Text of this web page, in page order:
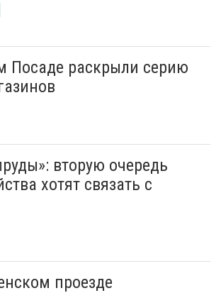
Посаде раскрыли серию
вторую очередь
хотят связать с
проезде